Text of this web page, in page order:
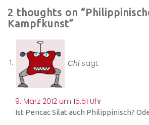
2 thoughts on
Kampfkunst”
Chi sagt:
9. März 2012 um 15:51 Uhr
Ist Pencac Silat auch Philippinisch?